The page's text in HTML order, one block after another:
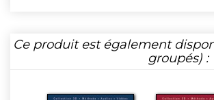
Ce produit est également
groupés) :